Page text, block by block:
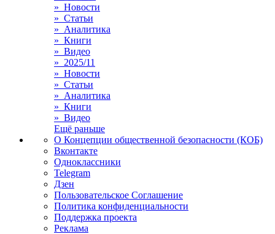
» Новости
» Статьи
» Аналитика
» Книги
» Видео
» 2025/11
» Новости
» Статьи
» Аналитика
» Книги
» Видео
Ещё раньше
О Концепции общественной безопасности (КОБ)
Вконтакте
Одноклассники
Telegram
Дзен
Пользовательское Соглашение
Политика конфиденциальности
Поддержка проекта
Реклама